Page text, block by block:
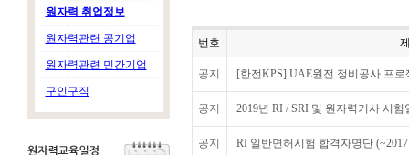
원자력 취업정보
원자력관련 공기업
원자력관련 민간기업
구인구직
번호
공지 [한전KPS] UAE원전 정비공사 프로
공지 2019년 RI / SRI 및 원자력기사 시험
공지 RI 일반면허시험 합격자명단